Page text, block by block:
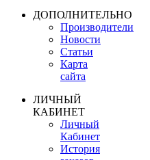
ДОПОЛНИТЕЛЬНО
Производители
Новости
Статьи
Карта
сайта
ЛИЧНЫЙ
КАБИНЕТ
Личный
Кабинет
История